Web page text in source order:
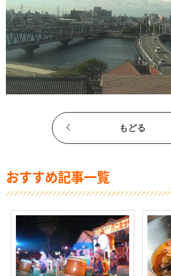
もどる
おすすめ記事一覧